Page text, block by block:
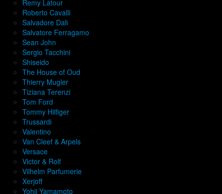
Remy Latour
Roberto Cavalli
Salvadore Dali
Salvatore Ferragamo
Sean John
Sergio Tacchini
Shiseido
The House of Oud
Thierry Mugler
Tiziana Terenzi
Tom Ford
Tommy Hilfiger
Trussardi
Valentino
Van Cleef & Arpels
Versace
Victor & Rolf
Vilhelm Parfumerie
Xerjoff
Yohji Yamamoto